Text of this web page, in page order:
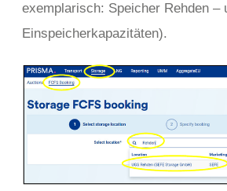
exemplarisch: Speicher Rehden –
Einspeicherkapazitäten).